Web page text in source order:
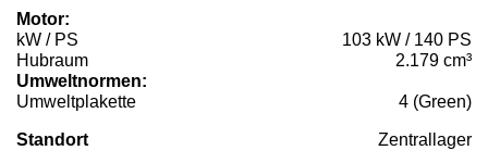
Motor:
kW / PS
103 kW / 140 PS
Hubraum
2.179 cm³
Umweltnormen:
Umweltplakette
4 (Green)
Standort Zentrallager